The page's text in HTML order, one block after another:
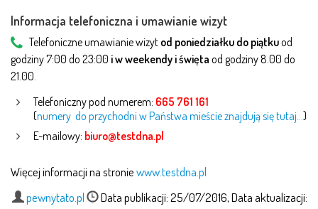
Informacja telefoniczna i umawianie wizyt
Telefoniczne umawianie wizyt od poniedziałku do piątkuod
godziny 7:00 do 23:00 i w weekendy i święta od godziny 8.00 do
21.00.
Telefoniczny pod numerem: 665 761 161
(numery do przychodni w Państwa mieście znajdują się tutaj…)
E-mailowy: biuro@testdna.pl
Więcej informacji na stroniewww.testdna.pl
pewnytato.pl
Data publikacji: 25/07/2016, Data aktualizacji: